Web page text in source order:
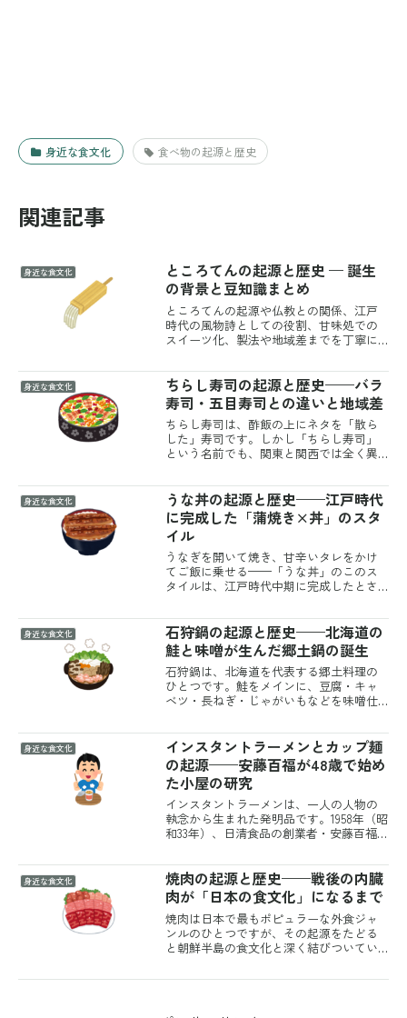
身近な食文化 食べ物の起源と歴史
関連記事
身近な食文化
ところてんの起源と歴史 — 誕生
の背景と豆知識まとめ
ところてんの起源や仏教との関係、江戸
時代の風物詩としての役割、甘味処での
スイーツ化、製法や地域差までを丁寧に
身近な食文化
ちらし寿司の起源と歴史——バラ
寿司・五目寿司との違いと地域差
ちらし寿司は、酢飯の上にネタを「散ら
した」寿司です。しかし「ちらし寿司」
という名前でも、関東と関西では全く異
べた江戸前の华やかな一品と、具材を酢
飯に混ぜ込んだ関西のばら寿司——同じ
名前が指すものが地域によ...
身近な食文化
うな丼の起源と歴史——江戸時代
に完成した「蒲焼き×丼」のスタ
イル
うなぎを開いて焼き、甘辛いタレをかけ
てご飯に乗せる——「うな丼」のこのス
タイルは、江戸時代中期に完成したとさ
焼きや鍋が中心で、「蒲焼き」という調
理法の確立と「丼」という食器の普及が
組み合わさって、現在のう...
身近な食文化
石狩鍋の起源と歴史——北海道の
鮭と味噌が生んだ郷土鍋の誕生
石狩鍋は、北海道を代表する郷土料理の
ひとつです。鮭をメインに、豆腐・キャ
ベツ・長ねぎ・じゃがいもなどを味噌仕
道の豊かな鮭文化と開拓時代の食生活が
生み出しました。現在は北海道全域で親
しまれ、日本を代表する郷...
身近な食文化
インスタントラーメンとカップ麺
の起源——安藤百福が48歳で始め
た小屋の研究
インスタントラーメンは、一人の人物の
執念から生まれた発明品です。1958年（昭
和33年）、日清食品の創業者・安藤百福
「チキンラーメン」を開発しました。お
湯を注いで2〜3分で食べられるこの麺は、
戦後の食糧難...
身近な食文化
焼肉の起源と歴史——戦後の内臓
肉が「日本の食文化」になるまで
焼肉は日本で最もポピュラーな外食ジャ
ンルのひとつですが、その起源をたどる
と朝鮮半島の食文化と深く結びついてい
ニティが日本に持ち込んだ料理が、独自